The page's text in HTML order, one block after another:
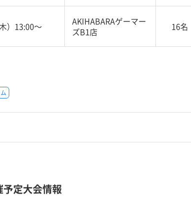
）13:00〜
AKIHABARAゲーマー
ズB1店
16名
定大会情報